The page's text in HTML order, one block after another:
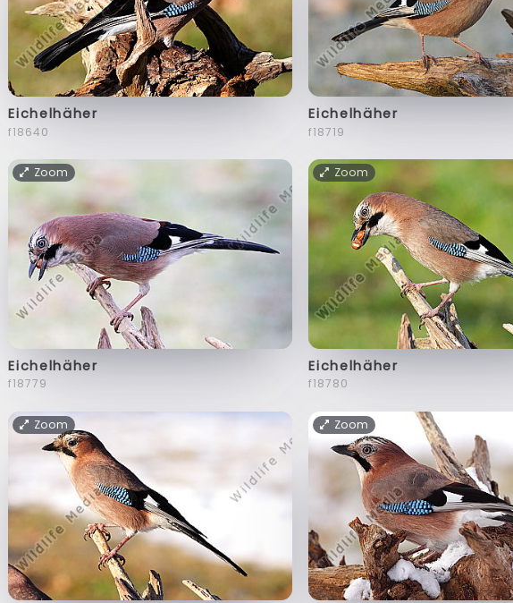
Eichelhäher
f18640
Eichelhäher
f18719
Zoom
Eichelhäher
f18779
Zoom
Eichelhäher
f18780
Zoom Zoom